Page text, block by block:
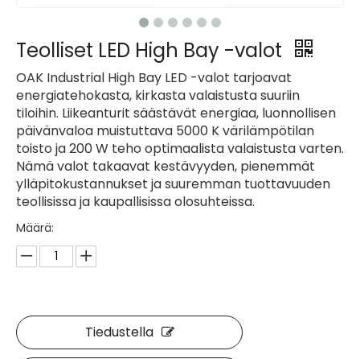
Teolliset LED High Bay -valot
OAK Industrial High Bay LED -valot tarjoavat
energiatehokasta, kirkasta valaistusta suuriin
tiloihin. Liikeanturit säästävät energiaa, luonnollisen
päivänvaloa muistuttava 5000 K värilämpötilan
toisto ja 200 W teho optimaalista valaistusta varten.
Nämä valot takaavat kestävyyden, pienemmät
ylläpitokustannukset ja suuremman tuottavuuden
teollisissa ja kaupallisissa olosuhteissa.
Määrä:
Tiedustella